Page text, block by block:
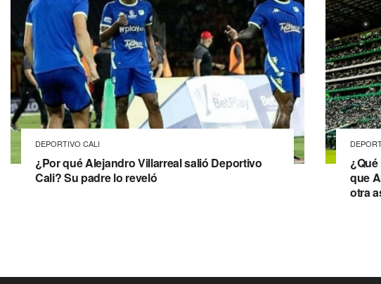
DEPORTIVO CALI
¿Por qué Alejandro Villarreal salió Deportivo
Cali? Su padre lo reveló
que
otra